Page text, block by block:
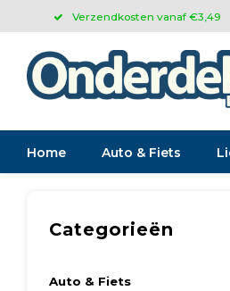
Verzendkosten vanaf €3,49
Home Auto & Fiets
Categorieën
Auto & Fiets